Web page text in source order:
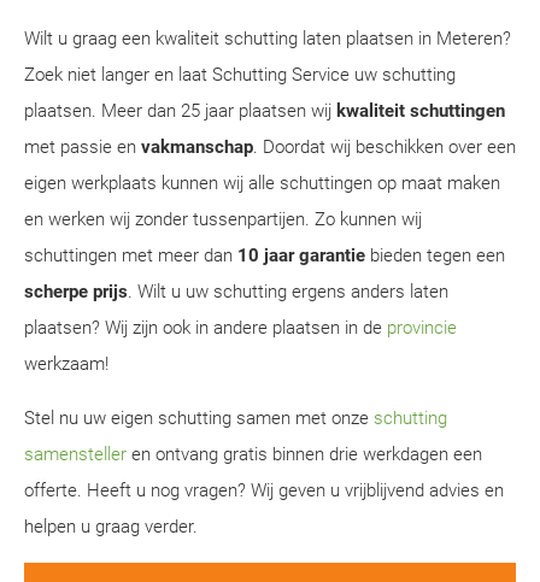
Wilt u graag een kwaliteit schutting laten plaatsen in Meteren?
Zoek niet langer en laat Schutting Service uw schutting
plaatsen. Meer dan 25 jaar plaatsen wij kwaliteit schuttingen
met passie en vakmanschap. Doordat wij beschikken over een
eigen werkplaats kunnen wij alle schuttingen op maat maken
en werken wij zonder tussenpartijen. Zo kunnen wij
schuttingen met meer dan 10 jaar garantie bieden tegen een
scherpe prijs. Wilt u uw schutting ergens anders laten
plaatsen? Wij zijn ook in andere plaatsen in de provincie
werkzaam!
Stel nu uw eigen schutting samen met onze schutting
samensteller en ontvang gratis binnen drie werkdagen een
offerte. Heeft u nog vragen? Wij geven u vrijblijvend advies en
helpen u graag verder.